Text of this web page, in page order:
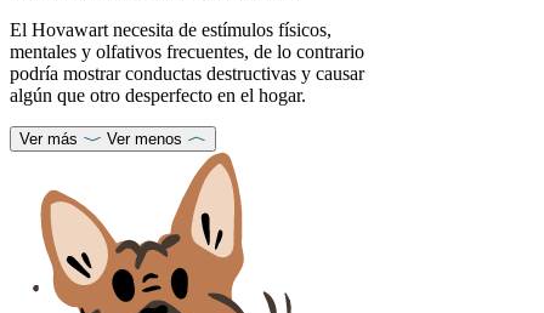
El Hovawart necesita de estímulos físicos,
mentales y olfativos frecuentes, de lo contrario
podría mostrar conductas destructivas y causar
algún que otro desperfecto en el hogar.
Ver más Ver menos